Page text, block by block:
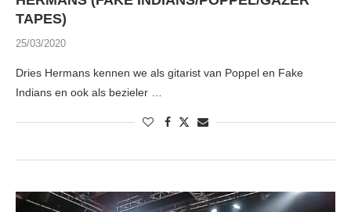
TAPES)
25/03/2020
Dries Hermans kennen we als gitarist van Poppel en Fake
Indians en ook als bezieler …